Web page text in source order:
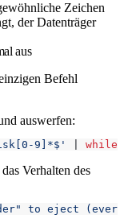
Zeichen
der Datenträger
aus
Befehl
auswerfen:
9]*$' while
Verhalten des
to eject